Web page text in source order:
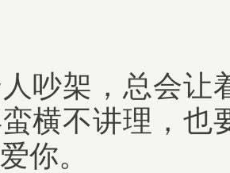
吵架，总会让
横不讲理，也
你。